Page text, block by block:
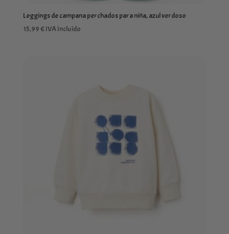
Leggings de campana perchados para niña, azul verdoso
15,99€IVA Incluído